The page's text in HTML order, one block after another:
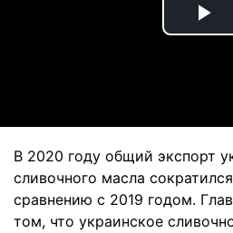
В 2020 году общий экспорт
сливочного масла
сравнению с 2019 годом.
том, что украинское